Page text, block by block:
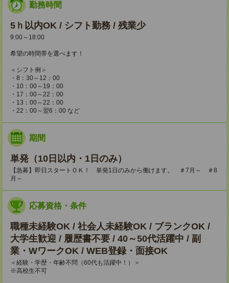
勤務時間
5ｈ以内OK / シフト勤務 / 残業少
9:00～18:00
希望の時間帯を選べます！
＜シフト例＞
・8：30～12：00
・10：00～19：00
・17：00～22：00
・13：00～22：00
・22：00～翌6：00 など
期間
単発（10日以内・1日のみ）
【急募】即日スタートＯＫ！ 単発1日のみから働けます。 ＃7月～ ＃8
月～
応募資格・条件
職種未経験OK / 社会人未経験OK / ブランクOK /
大学生歓迎 / 履歴書不要 / 40～50代活躍中 / 副
業・WワークOK / WEB登録・面接OK
＜経験・学歴・年齢不問（60代も活躍中！）＞
※高校生不可